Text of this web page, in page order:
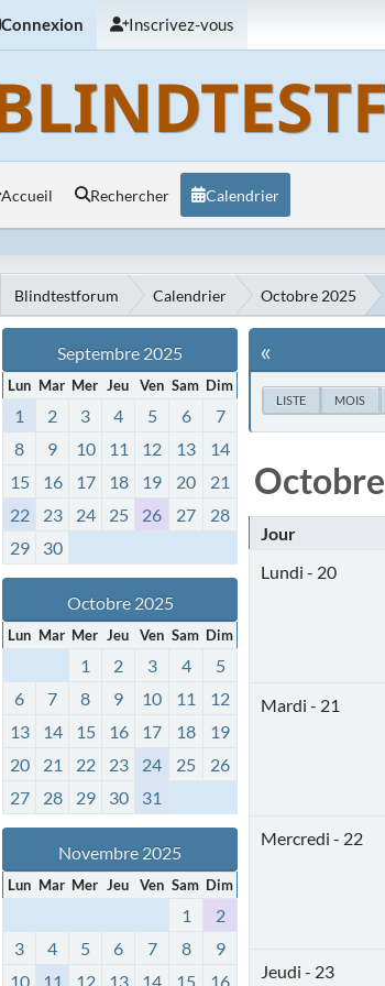
Connexion Inscrivez-vous
Accueil Rechercher Calendrier
Blindtestforum Calendrier Octobre 2025
Septembre 2025
Lun Mar Mer Jeu Ven Sam Dim
1 2 3 4 5 6
7
8
9 10 11 12 13
14
15
16 17 18 19 20
21
22
23 24 25 26 27
28
29
30
Octobre 2025
Lun Mar Mer Jeu Ven Sam Dim
1 2 3 4
5
6
7 8 9 10 11
12
13
14 15 16 17 18
19
20
21 22 23 24 25
26
27
28 29 30 31
Novembre 2025
Lun Mar Mer Jeu Ven Sam Dim
1
2
3
4 5 6 7 8
9
10
11 12 13 14 15 16
«
LISTE MOIS
Octobre
Jour
Lundi - 20
Mardi - 21
Mercredi - 22
Jeudi - 23